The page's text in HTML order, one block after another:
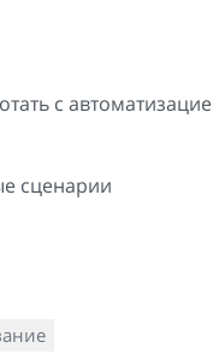
с
сценарии